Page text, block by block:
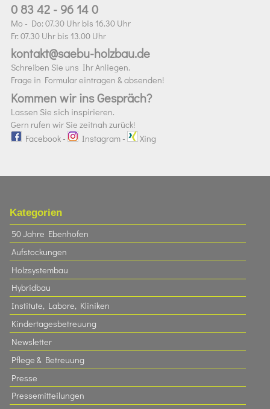
0 83 42 - 96 14 0
Mo - Do: 07.30 Uhr bis 16.30 Uhr
Fr: 07.30 Uhr bis 13.00 Uhr
kontakt@saebu-holzbau.de
Schreiben Sie uns Ihr Anliegen.
Frage in Formular eintragen & absenden!
Kommen wir ins Gespräch?
Lassen Sie sich inspirieren.
Gern rufen wir Sie zeitnah zurück!
Facebook- Instagram- Xing
Kategorien
50 Jahre Ebenhofen
Aufstockungen
Holzsystembau
Hybridbau
Institute, Labore, Kliniken
Kindertagesbetreuung
Newsletter
Pflege & Betreuung
Presse
Pressemitteilungen